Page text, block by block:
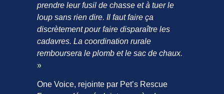
prendre leur fusil de chasse et à tuer le
loup sans rien dire. Il faut faire ça
discrètement pour faire disparaître les
cadavres. La coordination rurale
remboursera le plomb et le sac de chaux.
»
One Voice, rejointe par Pet’s Rescue